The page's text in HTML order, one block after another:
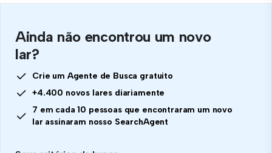
Ainda não encontrou um novo
lar?
Crie um Agente de Busca gratuito
+4.400 novos lares diariamente
7 em cada 10 pessoas que encontraram um novo
lar assinaram nosso SearchAgent